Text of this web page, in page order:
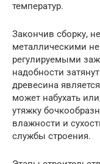
температур.
Закончив сборку,
металлическими
регулируемыми
надобности
древесина
может набухать
утяжку
влажности и
службы строения.